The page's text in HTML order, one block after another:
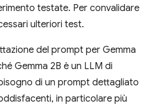
testate. Per convalidare
ulteriori test.
del prompt per Gemma
Gemma 2B è un LLM di
di un prompt dettagliato
in particolare più